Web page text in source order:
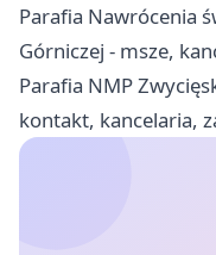
Parafia Nawrócenia
Górniczej - msze,
Parafia NMP
kontakt, kancelaria,